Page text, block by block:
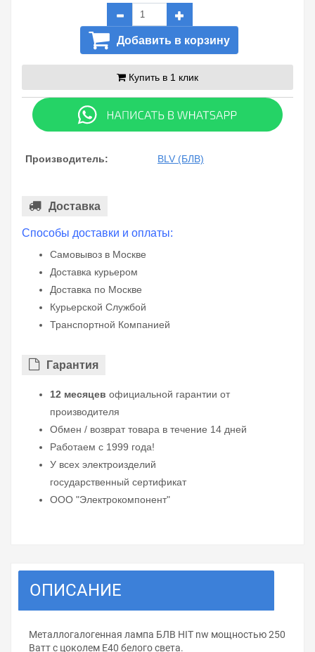
Добавить в корзину
Купить в 1 клик
Производитель: BLV (БЛВ)
Доставка
Способы доставки и оплаты:
Самовывоз в Москве
Доставка курьером
Доставка по Москве
Курьерской Службой
Транспортной Компанией
Гарантия
12 месяцев официальной гарантии от
производителя
Обмен / возврат товара в течение 14 дней
Работаем с 1999 года!
У всех электроизделий
государственный сертификат
ООО "Электрокомпонент"
ОПИСАНИЕ
Металлогалогенная лампа БЛВ HIT nw мощностью 250
Ватт с цоколем E40 белого света.